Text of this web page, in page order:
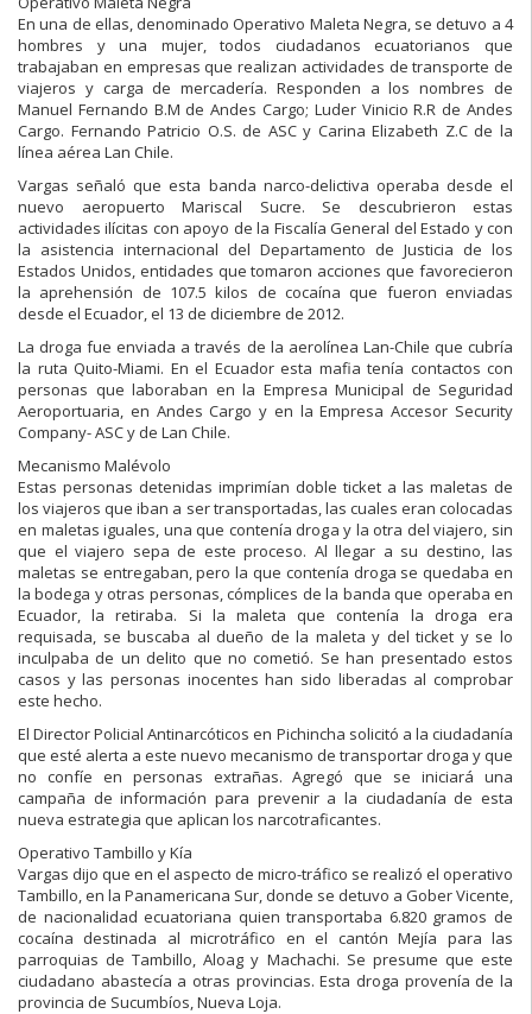
En una de ellas, denominado Operativo Maleta Negra, se detuvo a 4
hombres y una mujer, todos ciudadanos ecuatorianos que
trabajaban en empresas que realizan actividades de transporte de
viajeros y carga de mercadería. Responden a los nombres de
Manuel Fernando B.M de Andes Cargo; Luder Vinicio R.R de Andes
Cargo. Fernando Patricio O.S. de ASC y Carina Elizabeth Z.C de la
línea aérea Lan Chile.
Vargas señaló que esta banda narco-delictiva operaba desde el
nuevo aeropuerto Mariscal Sucre. Se descubrieron estas
actividades ilícitas con apoyo de la Fiscalía General del Estado y con
la asistencia internacional del Departamento de Justicia de los
Estados Unidos, entidades que tomaron acciones que favorecieron
la aprehensión de 107.5 kilos de cocaína que fueron enviadas
desde el Ecuador, el 13 de diciembre de 2012.
La droga fue enviada a través de la aerolínea Lan-Chile que cubría
la ruta Quito-Miami. En el Ecuador esta mafia tenía contactos con
personas que laboraban en la Empresa Municipal de Seguridad
Aeroportuaria, en Andes Cargo y en la Empresa Accesor Security
Company- ASC y de Lan Chile.
Mecanismo Malévolo
Estas personas detenidas imprimían doble ticket a las maletas de
los viajeros que iban a ser transportadas, las cuales eran colocadas
en maletas iguales, una que contenía droga y la otra del viajero, sin
que el viajero sepa de este proceso. Al llegar a su destino, las
maletas se entregaban, pero la que contenía droga se quedaba en
la bodega y otras personas, cómplices de la banda que operaba en
Ecuador, la retiraba. Si la maleta que contenía la droga era
requisada, se buscaba al dueño de la maleta y del ticket y se lo
inculpaba de un delito que no cometió. Se han presentado estos
casos y las personas inocentes han sido liberadas al comprobar
este hecho.
El Director Policial Antinarcóticos en Pichincha solicitó a la ciudadanía
que esté alerta a este nuevo mecanismo de transportar droga y que
no confíe en personas extrañas. Agregó que se iniciará una
campaña de información para prevenir a la ciudadanía de esta
nueva estrategia que aplican los narcotraficantes.
Operativo Tambillo y Kía
Vargas dijo que en el aspecto de micro-tráfico se realizó el operativo
Tambillo, en la Panamericana Sur, donde se detuvo a Gober Vicente,
de nacionalidad ecuatoriana quien transportaba 6.820 gramos de
cocaína destinada al microtráfico en el cantón Mejía para las
parroquias de Tambillo, Aloag y Machachi. Se presume que este
ciudadano abastecía a otras provincias. Esta droga provenía de la
provincia de Sucumbíos, Nueva Loja.